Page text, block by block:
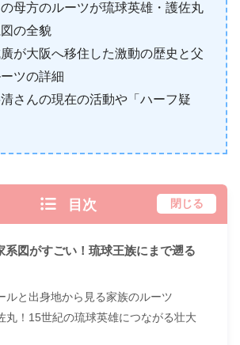
の母方のルーツが琉球英雄・護佐丸
の全貌
廣が大阪へ移住した激動の歴史と父
ツの詳細
清さんの現在の活動や「ハーフ疑
目次 閉じる
系図がすごい！琉球王族にまで遡る
ルと出身地から見る家族のルーツ
丸！15世紀の琉球英雄につながる壮大